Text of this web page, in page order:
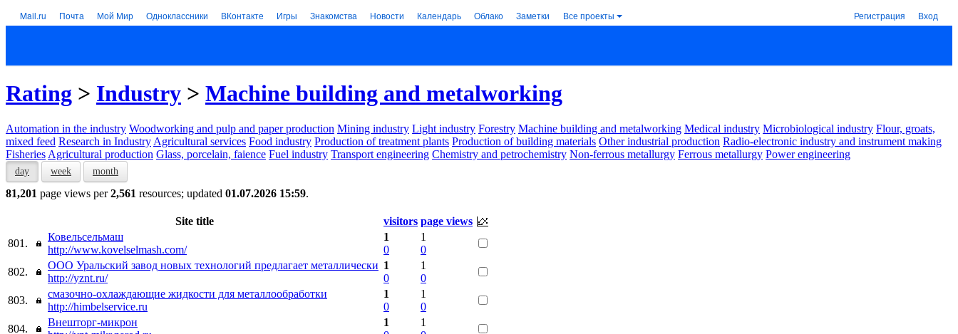
Mail.ru Почта Мой Мир Одноклассники ВКонтакте Игры Знакомства Новости Календарь Облако Заметки Все проекты Регистрация Вход
Rating > Industry > Machine building and metalworking
Automation in the industry Woodworking and pulp and paper production Mining industry Light industry Forestry Machine building and metalworking Medical industry Microbiological industry Flour, groats,
mixed feed Research in Industry Agricultural services Food industry Production of treatment plants Production of building materials Other industrial production Radio-electronic industry and instrument making
Fisheries Agricultural production Glass, porcelain, faience Fuel industry Transport engineering Chemistry and petrochemistry Non-ferrous metallurgy Ferrous metallurgy Power engineering
day week month
81,201 page views per2,561 resources; updated 01.07.2026 15:59.
Site title visitors page views
801.
Ковельсельмаш
http://www.kovelselmash.com/
1
0
1
0
802.
ООО Уральский завод новых технологий предлагает металлически
http://yznt.ru/
1
0
1
0
803.
смазочно-охлаждающие жидкости для металлообработки
http://himbelservice.ru
1
0
1
0
804.
Внешторг-микрон
1
1